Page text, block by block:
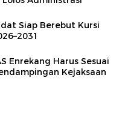
Siap Berebut Kursi
Enrekang Harus Sesuai
Kejaksaan